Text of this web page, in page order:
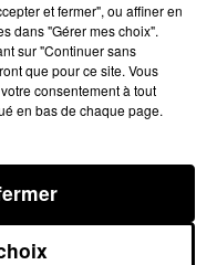
DU 29/01/2024
et fermer", ou affiner en
dans "Gérer mes choix".
sur "Continuer sans
que pour ce site. Vous
consentement à tout
en bas de chaque page.